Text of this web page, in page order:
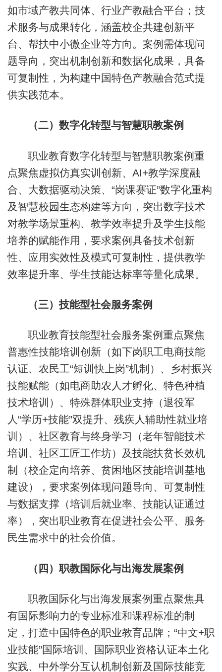
如市域产教共同体、行业产教融合平台；技
术服务与成果转化，涵盖校企共建创新平
台、帮扶中小微企业等方向。案例需体现问
题导向，突出机制创新和数据化成果，具备
可复制性，为构建中国特色产教融合范式提
供实践范本。
（二）数字化转型与智慧职教案例
职业教育数字化转型与智慧职教案例重
点聚焦虚拟仿真实训创新、AI+教学深度融
合、大数据驱动决策、“岗课赛证”数字化重构
及智慧校园生态构建等方向，突出数字技术
对教学场景重构、教学效率提升及学生技能
培养的赋能作用，要求案例具备技术创新
性、应用实效性及模式可复制性，提供教学
效率提升率、学生技能达标率等量化成果。
（三）技能型社会服务案例
职业教育技能型社会服务案例重点聚焦
普惠性技能培训创新（如下岗职工电商技能
认证、农民工“短训快上岗”机制）、乡村振兴
技能赋能（如电商助农人才孵化、特色种植
技术培训）、特殊群体职业支持（退役军
人“学历+技能”双提升、残疾人辅助性就业培
训）、社区教育与终身学习（老年智能技术
培训、社区工匠工作坊）及技能扶贫长效机
制（校企定向培养、贫困地区技能培训基地
建设），要求案例体现问题导向、可复制性
与数据支撑（培训后就业率、技能认证通过
率），突出职业教育在促进社会公平、服务
民生需求中的社会价值。
（四）职教国际化与出海发展案例
职教国际化与出海发展案例重点聚焦具
有国际影响力的专业标准和课程标准的制
定，打造中国特色的职业教育品牌；“中文+职
业技能”国际培训、国际职业资格认证本土化
实践、中外学分互认机制创新及国际技能竞